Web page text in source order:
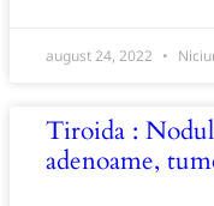
august 24, 2022
Tiroida :
adenoame,